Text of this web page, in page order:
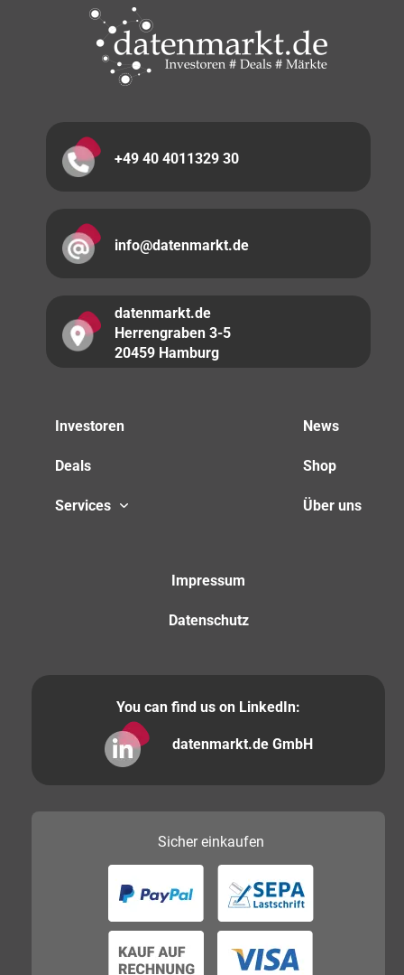
+49 40 4011329 30
info@datenmarkt.de
datenmarkt.de
Herrengraben 3-5
20459 Hamburg
Investoren
Deals
Services
News
Shop
Über uns
Impressum
Datenschutz
You can find us on LinkedIn:
datenmarkt.de GmbH
Sichereinkaufen